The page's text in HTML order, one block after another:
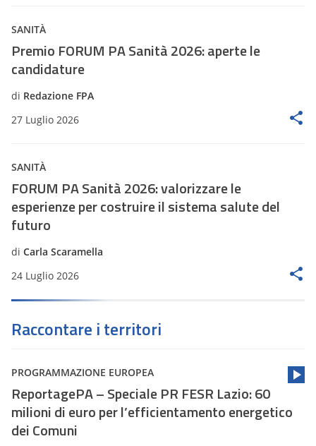
SANITÀ
Premio FORUM PA Sanità 2026: aperte le
candidature
di Redazione FPA
27 Luglio 2026
SANITÀ
FORUM PA Sanità 2026: valorizzare le
esperienze per costruire il sistema salute del
futuro
di Carla Scaramella
24 Luglio 2026
Raccontare i territori
PROGRAMMAZIONE EUROPEA
ReportagePA – Speciale PR FESR Lazio: 60
milioni di euro per l’efficientamento energetico
dei Comuni